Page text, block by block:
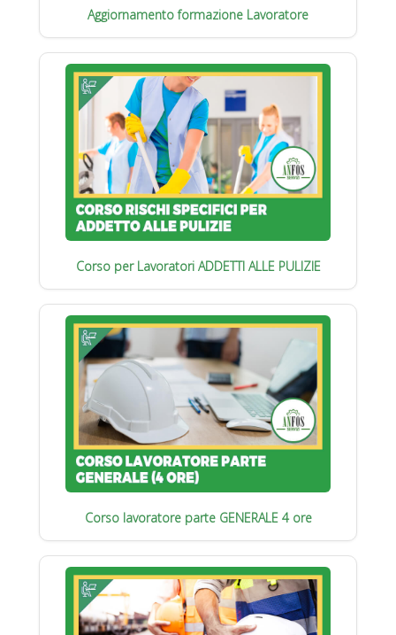
Aggiornamento formazione Lavoratore
Corso per Lavoratori ADDETTI ALLE PULIZIE
Corso lavoratore parte GENERALE 4 ore